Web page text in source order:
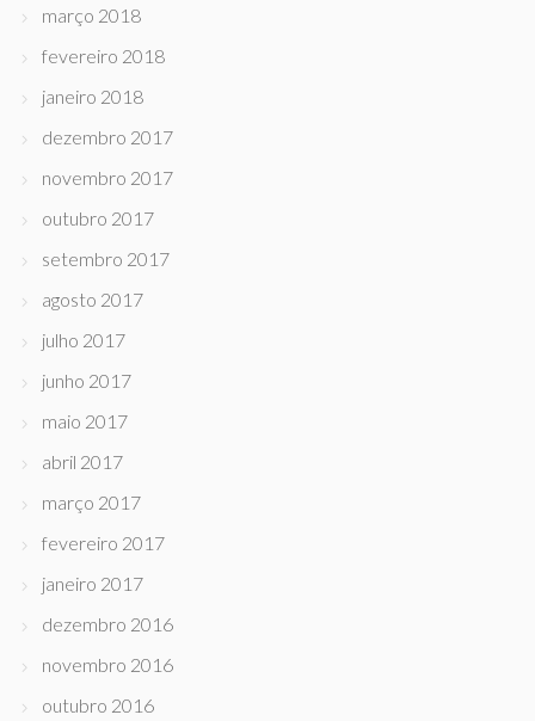
março 2018
fevereiro 2018
janeiro 2018
dezembro 2017
novembro 2017
outubro 2017
setembro 2017
agosto 2017
julho 2017
junho 2017
maio 2017
abril 2017
março 2017
fevereiro 2017
janeiro 2017
dezembro 2016
novembro 2016
outubro 2016